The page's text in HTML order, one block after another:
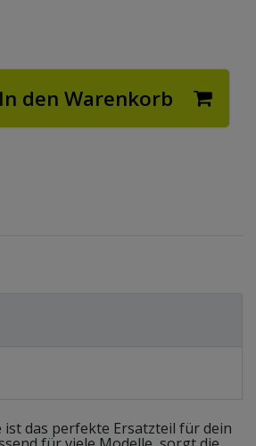
In den Warenkorb
ist das perfekte Ersatzteil für dein